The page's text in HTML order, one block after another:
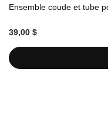
Ensemble coude et tube
39,00 $